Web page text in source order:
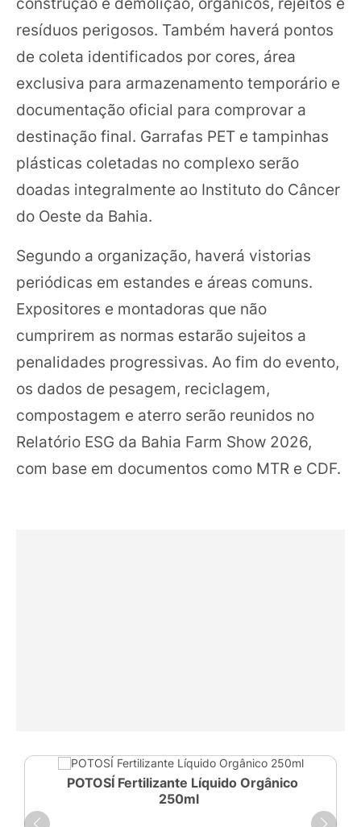
resíduos perigosos. Também haverá pontos
de coleta identificados por cores, área
exclusiva para armazenamento temporário e
documentação oficial para comprovar a
destinação final. Garrafas PET e tampinhas
plásticas coletadas no complexo serão
doadas integralmente ao Instituto do Câncer
do Oeste da Bahia.
Segundo a organização, haverá vistorias
periódicas em estandes e áreas comuns.
Expositores e montadoras que não
cumprirem as normas estarão sujeitos a
penalidades progressivas. Ao fim do evento,
os dados de pesagem, reciclagem,
compostagem e aterro serão reunidos no
Relatório ESG da Bahia Farm Show 2026,
com base em documentos como MTR e CDF.
POTOSÍ Fertilizante Líquido Orgânico
250ml